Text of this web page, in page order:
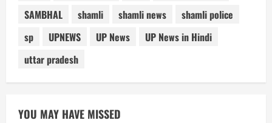
SAMBHAL
shamli shamli news
shamli police
sp
UPNEWS UP News
UP News in Hindi
uttar pradesh
YOU MAY HAVE MISSED